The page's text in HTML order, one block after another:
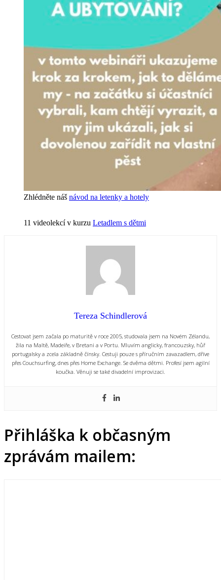
Zhlédněte náš návod na letenky a hotely
11 videolekcí v kurzu Letadlem s dětmi
Tereza Schindlerová
Cestovat jsem začala po maturitě v roce 2005, studovala jsem na Novém Zélandu,
žila na Maltě, Madeiře, v Bretani a v Portu. Mluvím anglicky, francouzsky, hůř
portugalsky a zcela základně čínsky. Cestuji pouze s příručním zavazadlem, dříve
přes Couchsurfing, dnes přes Home Exchange. Se dvěma dětmi. Profesí jsem agilní
koučka. Věnuji se také divadelní improvizaci.
Přihláška k občasným
zprávám mailem: